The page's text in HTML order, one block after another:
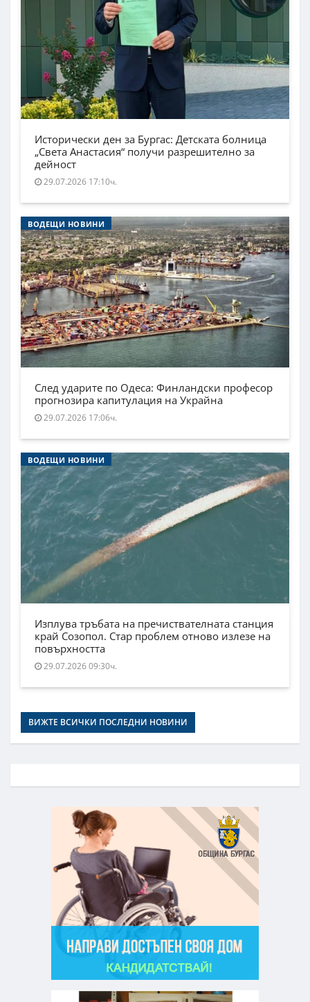
Исторически ден за Бургас: Детската болница
„Света Анастасия“ получи разрешително за
дейност
29.07.2026 17:10ч.
ВОДЕЩИ НОВИНИ
След ударите по Одеса: Финландски професор
прогнозира капитулация на Украйна
29.07.2026 17:06ч.
ВОДЕЩИ НОВИНИ
Изплува тръбата на пречиствателната станция
край Созопол. Стар проблем отново излезе на
повърхността
29.07.2026 09:30ч.
ВИЖТЕ ВСИЧКИ ПОСЛЕДНИ НОВИНИ